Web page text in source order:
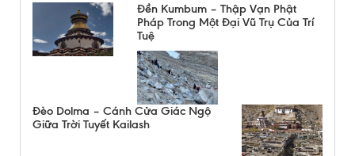
Đền Kumbum – Thập Vạn Phật
Pháp Trong Một Đại Vũ Trụ Của Trí
Tuệ
Đèo Dolma – Cánh Cửa Giác Ngộ
Giữa Trời Tuyết Kailash